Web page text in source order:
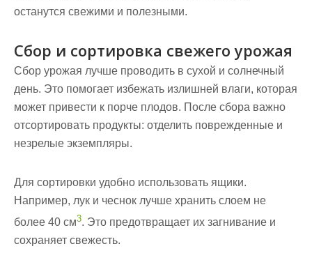
останутся свежими и полезными.
Сбор и сортировка свежего урожая
Сбор урожая лучше проводить в сухой и солнечный
день. Это помогает избежать излишней влаги, которая
может привести к порче плодов. После сбора важно
отсортировать продукты: отделить поврежденные и
незрелые экземпляры.
Для сортировки удобно использовать ящики.
Например, лук и чеснок лучше хранить слоем не
более 40 см3. Это предотвращает их загнивание и
сохраняет свежесть.